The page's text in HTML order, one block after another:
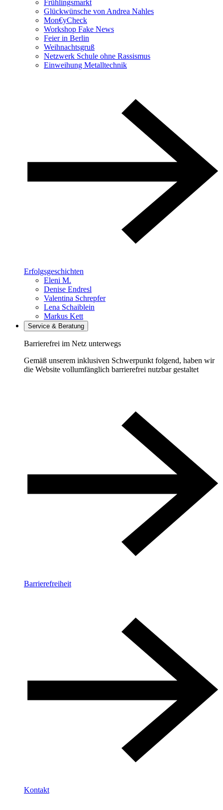
Frühlingsmarkt
Glückwünsche von Andrea Nahles
Mon€yCheck
Workshop Fake News
Feier in Berlin
Weihnachtsgruß
Netzwerk Schule ohne Rassismus
Einweihung Metalltechnik
Erfolgsgeschichten
Eleni M.
Denise Endresl
Valentina Schrepfer
Lena Schaiblein
Markus Kett
Service & Beratung
Barrierefrei im Netz unterwegs
Gemäß unserem inklusiven Schwerpunkt folgend, haben wir
die Website vollumfänglich barrierefrei nutzbar gestaltet
Barrierefreiheit
Kontakt